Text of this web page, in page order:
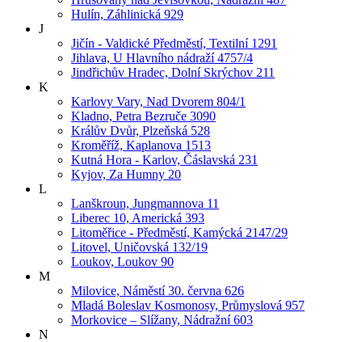
Hulín, Záhlinická 929
J
Jičín - Valdické Předměstí, Textilní 1291
Jihlava, U Hlavního nádraží 4757/4
Jindřichův Hradec, Dolní Skrýchov 211
K
Karlovy Vary, Nad Dvorem 804/1
Kladno, Petra Bezruče 3090
Králův Dvůr, Plzeňská 528
Kroměříž, Kaplanova 1513
Kutná Hora - Karlov, Čáslavská 231
Kyjov, Za Humny 20
L
Lanškroun, Jungmannova 11
Liberec 10, Americká 393
Litoměřice - Předměstí, Kamýcká 2147/29
Litovel, Uničovská 132/19
Loukov, Loukov 90
M
Milovice, Náměstí 30. června 626
Mladá Boleslav Kosmonosy, Průmyslová 957
Morkovice – Slížany, Nádražní 603
N